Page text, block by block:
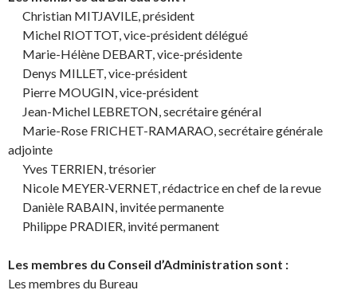
Christian MITJAVILE, président
Michel RIOTTOT, vice-président délégué
Marie-Hélène DEBART, vice-présidente
Denys MILLET, vice-président
Pierre MOUGIN, vice-président
Jean-Michel LEBRETON, secrétaire général
Marie-Rose FRICHET-RAMARAO, secrétaire générale
adjointe
Yves TERRIEN, trésorier
Nicole MEYER-VERNET, rédactrice en chef de la revue
Danièle RABAIN, invitée permanente
Philippe PRADIER, invité permanent
Les membres du Conseil d’Administration sont :
Les membres du Bureau